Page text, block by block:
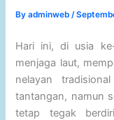
Byadminweb/
Hari ini, di usia
menjaga laut,
nelayan
tantangan, namun
tetap tegak